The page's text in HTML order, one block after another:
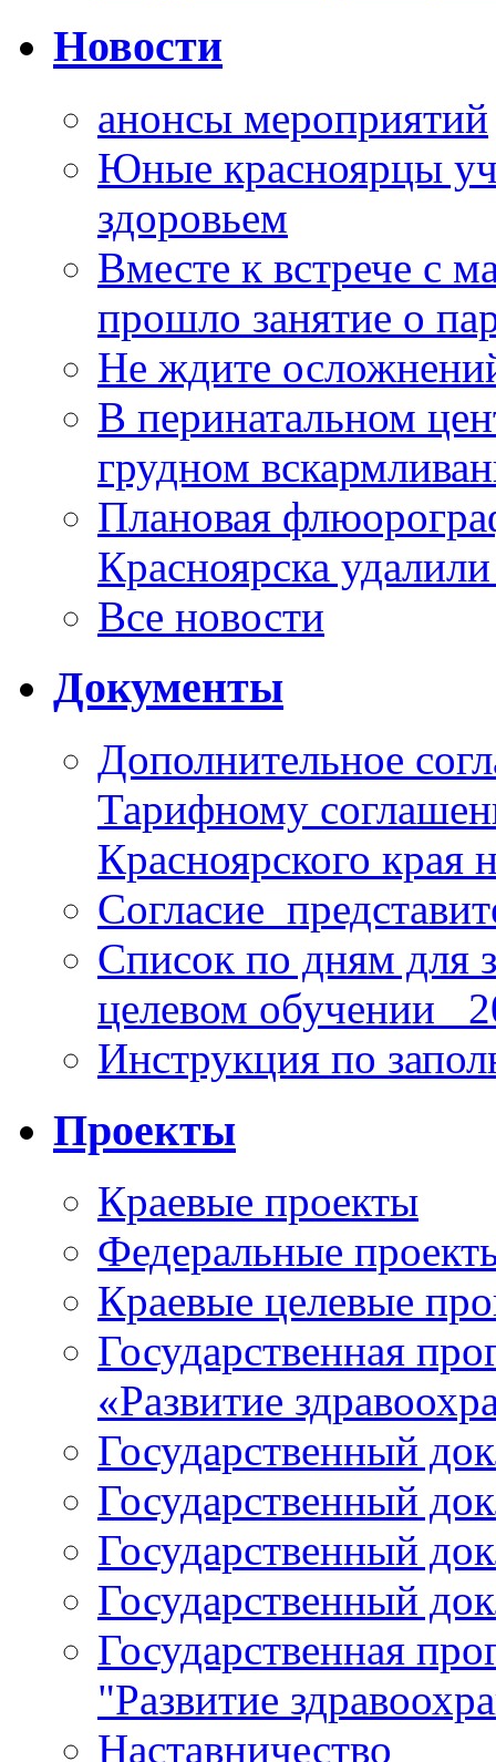
Новости
анонсы мероприятий
Юные красноярцы
здоровьем
Вместе к встрече с
прошло занятие о
Не ждите
В перинатальном
грудном
Плановая
Красноярска
Все новости
Документы
Дополнительное
Тарифному
Красноярского края
Список по дням для
целевом обучении_
Инструкция по
Проекты
Краевые проекты
Федеральные
Краевые целевые
Государственная
«Развитие
Государственный
Государственный
Государственный
Государственный
Государственная
"Развитие
Наставничество